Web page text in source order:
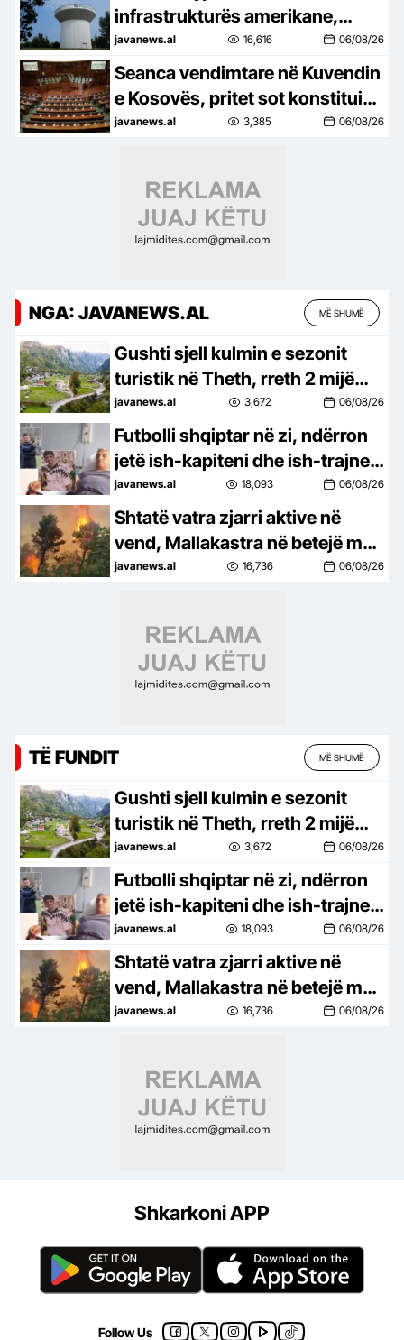
infrastrukturës amerikane,
preken sistemet e ujit në 12
shtete
javanews.al 16,616 06/08/26
Seanca vendimtare në Kuvendin
e Kosovës, pritet sot konstituimi
i legjislaturës së re. Zgjedhja e
javanews.al 3,385 06/08/26
NGA: JAVANEWS.AL MË SHUMË
Gushti sjell kulmin e sezonit
turistik në Theth, rreth 2 mijë
vizitorë qëndrojnë çdo natë
javanews.al 3,672 06/08/26
Futbolli shqiptar në zi, ndërron
jetë ish-kapiteni dhe ish-trajneri
i Sopotit, Besnik Çota
javanews.al 18,093 06/08/26
Shtatë vatra zjarri aktive në
vend, Mallakastra në betejë më
flakët, zjarri vijon të përhapet
javanews.al 16,736 06/08/26
TË FUNDIT MË SHUMË
Gushti sjell kulmin e sezonit
turistik në Theth, rreth 2 mijë
vizitorë qëndrojnë çdo natë
javanews.al 3,672 06/08/26
Futbolli shqiptar në zi, ndërron
jetë ish-kapiteni dhe ish-trajneri
i Sopotit, Besnik Çota
javanews.al 18,093 06/08/26
Shtatë vatra zjarri aktive në
vend, Mallakastra në betejë më
flakët, zjarri vijon të përhapet
javanews.al 16,736 06/08/26
Shkarkoni APP
Follow Us